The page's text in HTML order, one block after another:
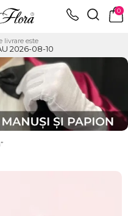
0
livrare este
2026-08-10